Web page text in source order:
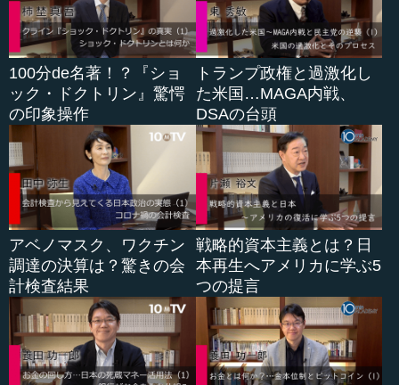
●急速な領土拡大とその背景
先ほどの図をもう一回見てもらいたいのですが、どうや
って領土を取っていったのか、ということです。図のグリ
ーンのところから、次にオハイオ州をとり、ルイジアナ州
のニューオリンズを取ります。それからテキサスを独立さ
せて、メキシコから併合させ、カルフォルニア州を取りま
す。
その部分を大統領の名前で分解していったのが上のスラ
イドになります。基本的にこの4人だけ覚えておいてもらえ
ればいいと思います。驚くべきことに、ほとんどがトマ
ス・ジェファソンです。黒人奴隷農場主で、ルイジアナ買
収を画策しました。次に、アンドリュー・ジャクソンで
す。こちらも黒人奴隷農場主です。それから、5代目大統領
のジェーム...
100分de名著！？『ショ
ック・ドクトリン』驚愕
の印象操作
トランプ政権と過激化し
た米国…MAGA内戦、
DSAの台頭
アベノマスク、ワクチン
調達の決算は？驚きの会
計検査結果
戦略的資本主義とは？日
本再生へアメリカに学ぶ5
つの提言